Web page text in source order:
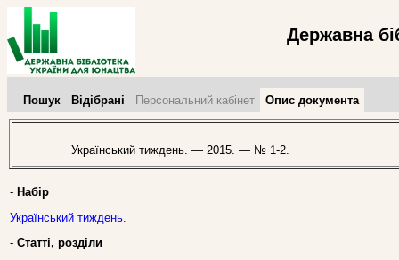
Державна
Пошук Відібрані Персональний кабінет Опис документа
Український тиждень. — 2015. — № 1-2.
- Набір
Український тиждень.
- Статті, розділи